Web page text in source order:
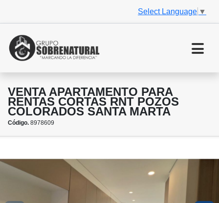
Select Language ▼
VENTA APARTAMENTO PARA
RENTAS CORTAS RNT POZOS
COLORADOS SANTA MARTA
Código. 8978609